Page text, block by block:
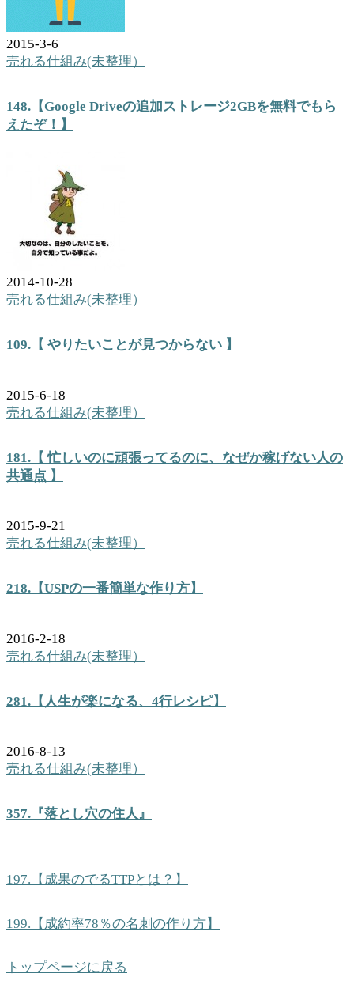
2015-3-6
売れる仕組み(未整理）
148.【Google Driveの追加ストレージ2GBを無料でもら
えたぞ！】
2014-10-28
売れる仕組み(未整理）
109.【 やりたいことが見つからない 】
2015-6-18
売れる仕組み(未整理）
181.【 忙しいのに頑張ってるのに、なぜか稼げない人の
共通点 】
2015-9-21
売れる仕組み(未整理）
218.【USPの一番簡単な作り方】
2016-2-18
売れる仕組み(未整理）
281.【人生が楽になる、4行レシピ】
2016-8-13
売れる仕組み(未整理）
357.『落とし穴の住人』
197.【成果のでるTTPとは？】
199.【成約率78％の名刺の作り方】
トップページに戻る